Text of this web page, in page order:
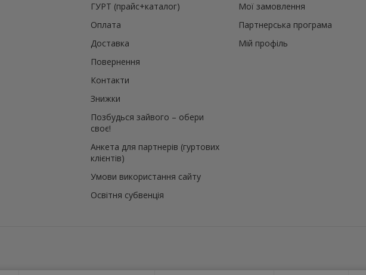
ГУРТ (прайс+каталог)
Оплата
Доставка
Повернення
Контакти
Знижки
Позбудься зайвого – обери
своє!
Анкета для партнерів (гуртових
клієнтів)
Умови використання сайту
Освітня субвенція
Мої замовлення
Партнерська програма
Мій профіль